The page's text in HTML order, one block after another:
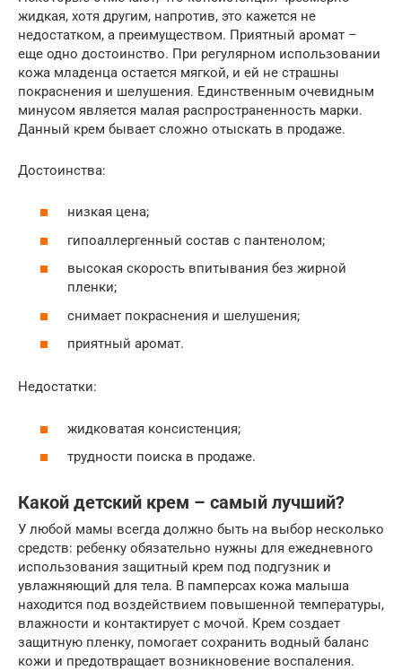
жидкая, хотя другим, напротив, это кажется не
недостатком, а преимуществом. Приятный аромат –
еще одно достоинство. При регулярном использовании
кожа младенца остается мягкой, и ей не страшны
покраснения и шелушения. Единственным очевидным
минусом является малая распространенность марки.
Данный крем бывает сложно отыскать в продаже.
Достоинства:
низкая цена;
гипоаллергенный состав с пантенолом;
высокая скорость впитывания без жирной
пленки;
снимает покраснения и шелушения;
приятный аромат.
Недостатки:
жидковатая консистенция;
трудности поиска в продаже.
Какой детский крем – самый лучший?
У любой мамы всегда должно быть на выбор несколько
средств: ребенку обязательно нужны для ежедневного
использования защитный крем под подгузник и
увлажняющий для тела. В памперсах кожа малыша
находится под воздействием повышенной температуры,
влажности и контактирует с мочой. Крем создает
защитную пленку, помогает сохранить водный баланс
кожи и предотвращает возникновение воспаления.